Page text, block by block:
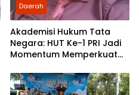
Daerah
Akademisi Hukum Tata
Negara: HUT Ke-1 PRI Jadi
Momentum Memperkuat
Pengabdian kepada
Rakyat